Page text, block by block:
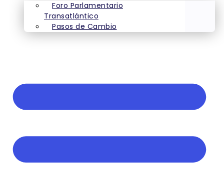
Foro Parlamentario
Transatlántico
Pasos de Cambio